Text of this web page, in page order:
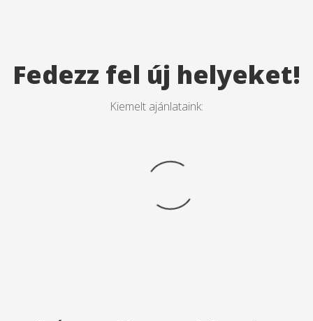
Fedezz fel új helyeket!
Kiemelt ajánlataink: